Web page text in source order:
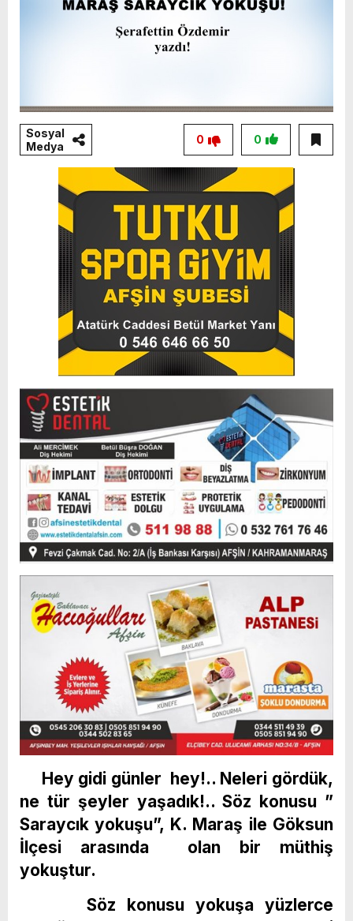
Sosyal
Medya
0
0
Hey gidi günler hey!.. Neleri gördük,
ne tür şeyler yaşadık!.. Söz konusu ”
Saraycık yokuşu”, K. Maraş ile Göksun
İlçesi arasında olan bir müthiş
yokuştur.
Söz konusu yokuşa yüzlerce